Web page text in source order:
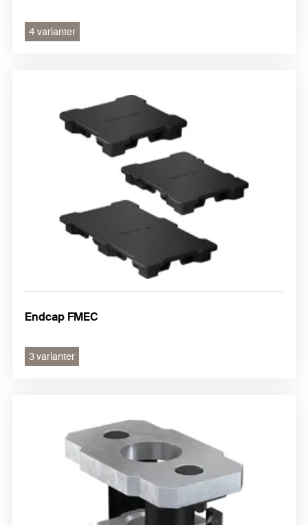
4 varianter
Endcap FMEC
3 varianter